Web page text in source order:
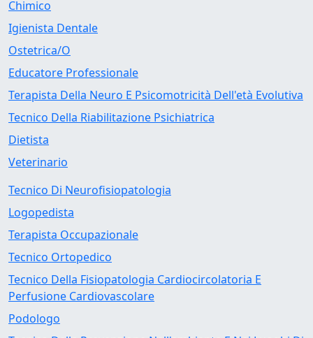
Chimico
Igienista Dentale
Ostetrica/O
Educatore Professionale
Terapista Della Neuro E Psicomotricità Dell'età Evolutiva
Tecnico Della Riabilitazione Psichiatrica
Dietista
Veterinario
Tecnico Di Neurofisiopatologia
Logopedista
Terapista Occupazionale
Tecnico Ortopedico
Tecnico Della Fisiopatologia Cardiocircolatoria E
Perfusione Cardiovascolare
Podologo